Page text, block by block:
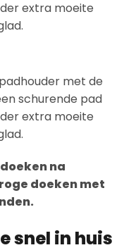
extra moeite
met de
schurende pad
extra moeite
na
doeken met
snel in huis